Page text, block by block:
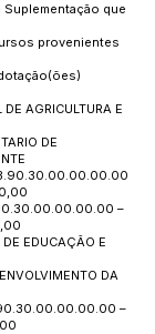
Suplementação que
provenientes
AGRICULTURA E
DE
–
EDUCAÇÃO E
DA
–